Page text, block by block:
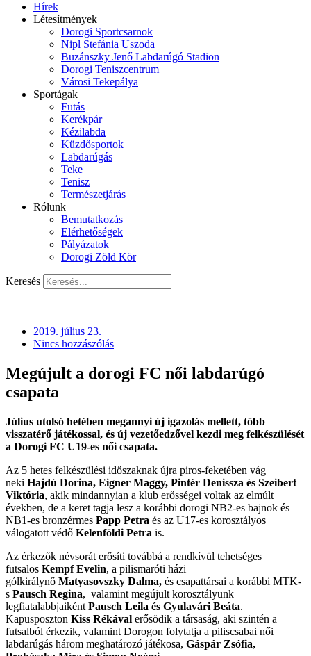
Hírek
Létesítmények
Dorogi Sportcsarnok
Nipl Stefánia Uszoda
Buzánszky Jenő Labdarúgó Stadion
Dorogi Teniszcentrum
Városi Tekepálya
Sportágak
Futás
Kerékpár
Kézilabda
Küzdősportok
Labdarúgás
Teke
Tenisz
Természetjárás
Rólunk
Bemutatkozás
Elérhetőségek
Pályázatok
Dorogi Zöld Kör
Keresés
2019. július 23.
Nincs hozzászólás
Megújult a dorogi FC női labdarúgó
csapata
Július utolsó hetében megannyi új igazolás mellett, több
visszatérő játékossal, és új vezetőedzővel kezdi meg felkészülését
a Dorogi FC U19-es női csapata.
Az 5 hetes felkészülési időszaknak újra piros-feketében vág
neki Hajdú Dorina, Eigner Maggy, Pintér Denissza és Szeibert
Viktória, akik mindannyian a klub erősségei voltak az elmúlt
években, de a keret tagja lesz a korábbi dorogi NB2-es bajnok és
NB1-es bronzérmes Papp Petra és az U17-es korosztályos
válogatott védő Kelenföldi Petra is.
Az érkezők névsorát erősíti továbbá a rendkívül tehetséges
futsalos Kempf Evelin, a pilismaróti házi
gólkirálynő Matyasovszky Dalma, és csapattársai a korábbi MTK-
s Pausch Regina, valamint megújult korosztályunk
legfiatalabbjaiként Pausch Leila és Gyulavári Beáta.
Kapusposzton Kiss Rékával erősödik a társaság, aki szintén a
futsalból érkezik, valamint Dorogon folytatja a piliscsabai női
labdarúgás három meghatározó játékosa, Gáspár Zsófia,